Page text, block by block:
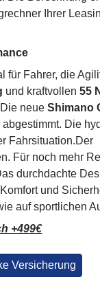
Ihrer
für Fahrer, die
und kraftvollen 55
neue Shimano
Die
Fahrsituation.Der
Für noch mehr
durchdachte
und
auf sportlichen
+499€
Versicherung